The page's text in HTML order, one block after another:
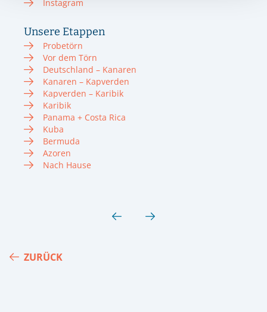
Instagram
Unsere Etappen
Probetörn
Vor dem Törn
Deutschland – Kanaren
Kanaren – Kapverden
Kapverden – Karibik
Karibik
Panama + Costa Rica
Kuba
Bermuda
Azoren
Nach Hause
ZURÜCK